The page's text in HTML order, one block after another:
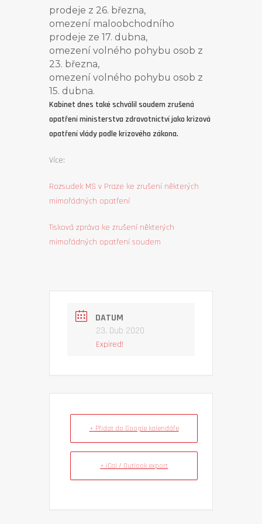
prodeje z 26. března,
omezení maloobchodního
prodeje ze 17. dubna,
omezení volného pohybu osob z
23. března,
omezení volného pohybu osob z
15. dubna.
Kabinet dnes také schválil soudem zrušená
opatření ministerstva zdravotnictví jako krizová
opatření vlády podle krizového zákona.
Více:
Rozsudek MS v Praze ke zrušení některých
mimořádných opatření
Tisková zpráva ke zrušení některých
mimořádných opatření soudem
DATUM
23. Dub 2020
Expired!
+ Přidat do Google kalendáře
+ iCal / Outlook export